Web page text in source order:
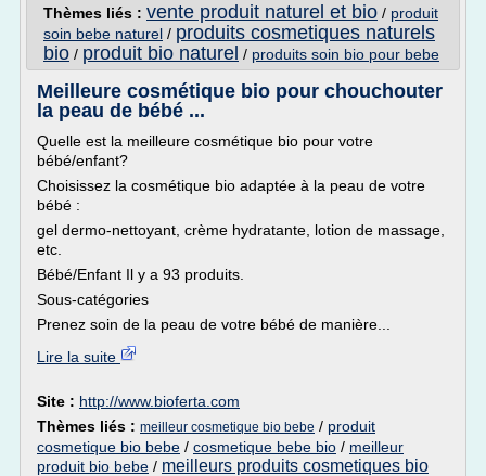
Thèmes liés : vente produit naturel et bio / produit
soin bebe naturel / produits cosmetiques naturels
bio / produit bio naturel / produits soin bio pour bebe
Meilleure cosmétique bio pour chouchouter
la peau de bébé ...
Quelle est la meilleure cosmétique bio pour votre
bébé/enfant?
Choisissez la cosmétique bio adaptée à la peau de votre
bébé :
gel dermo-nettoyant, crème hydratante, lotion de massage,
etc.
Bébé/Enfant Il y a 93 produits.
Sous-catégories
Prenez soin de la peau de votre bébé de manière...
Lire la suite
Site : http://www.bioferta.com
Thèmes liés : meilleur cosmetique bio bebe / produit
cosmetique bio bebe / cosmetique bebe bio / meilleur
produit bio bebe / meilleurs produits cosmetiques bio